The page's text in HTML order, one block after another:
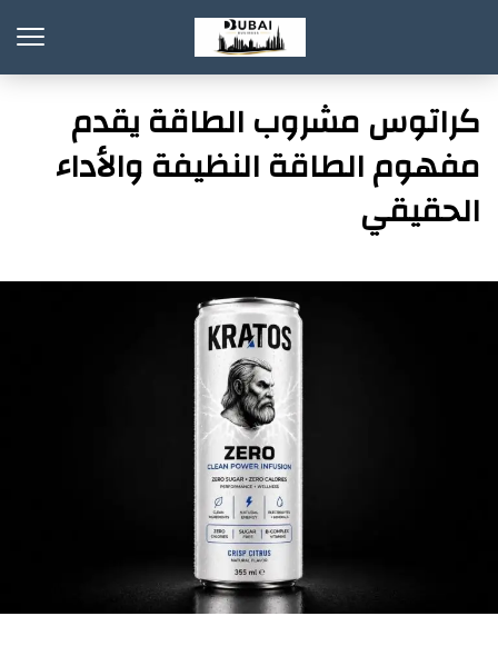
كراتوس مشروب الطاقة يقدم
مفهوم الطاقة النظيفة والأداء
الحقيقي